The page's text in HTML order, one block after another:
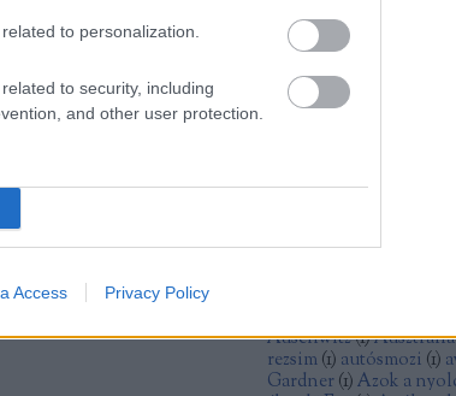
to personalization.
to security, including
and other user protection.
Access Privacy Policy
animáció
anime
Anna Karina
Ann Doran
Anthony Mann
Anthony Perkins
anti-
antiutópia(1)
ártatlanság(1)Arthur
Atom
Auschwitz(1)Ausztrália
rezsim(1) autósmozi (1)
Gardner(1)Azok a